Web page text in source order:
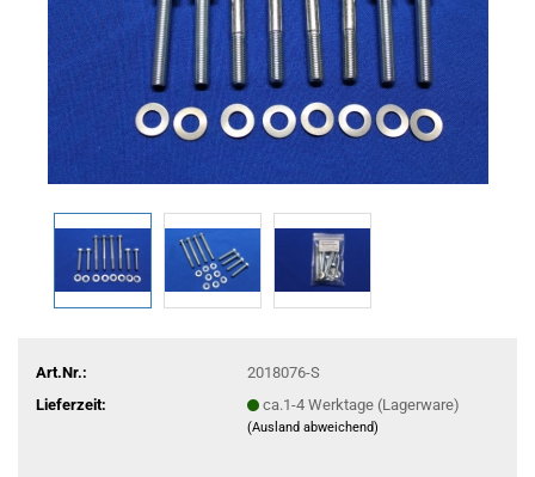
Art.Nr.:
2018076-S
Lieferzeit:
ca.1-4 Werktage (Lagerware)
(Ausland abweichend)